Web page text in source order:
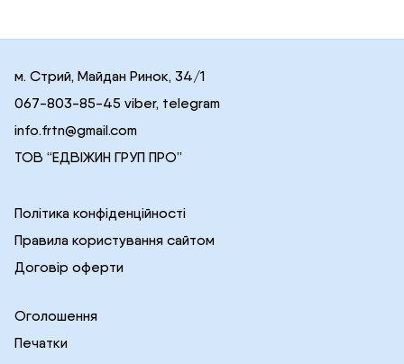
м. Стрий, Майдан Ринок, 34/1
067-803-85-45 viber, telegram
info.frtn@gmail.com
ТОВ “ЕДВІЖИН ГРУП ПРО”
Політика конфіденційності
Правила користування сайтом
Договір оферти
Оголошення
Печатки